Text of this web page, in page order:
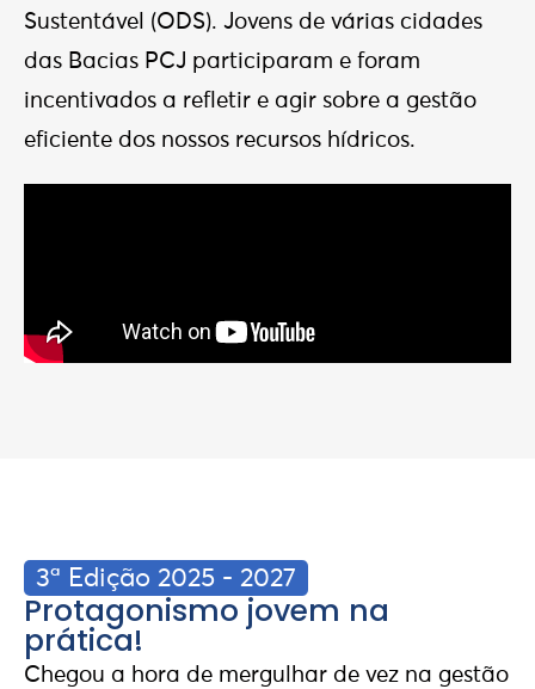
Sustentável (ODS). Jovens de várias cidades
das Bacias PCJ participaram e foram
incentivados a refletir e agir sobre a gestão
eficiente dos nossos recursos hídricos.
3ª Edição 2025 - 2027
Protagonismo jovem na
prática!
Chegou a hora de mergulhar de vez na gestão